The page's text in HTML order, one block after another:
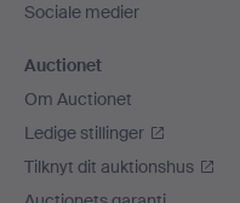
Sociale medier
Auctionet
Om Auctionet
Ledige stillinger
Tilknyt dit auktionshus